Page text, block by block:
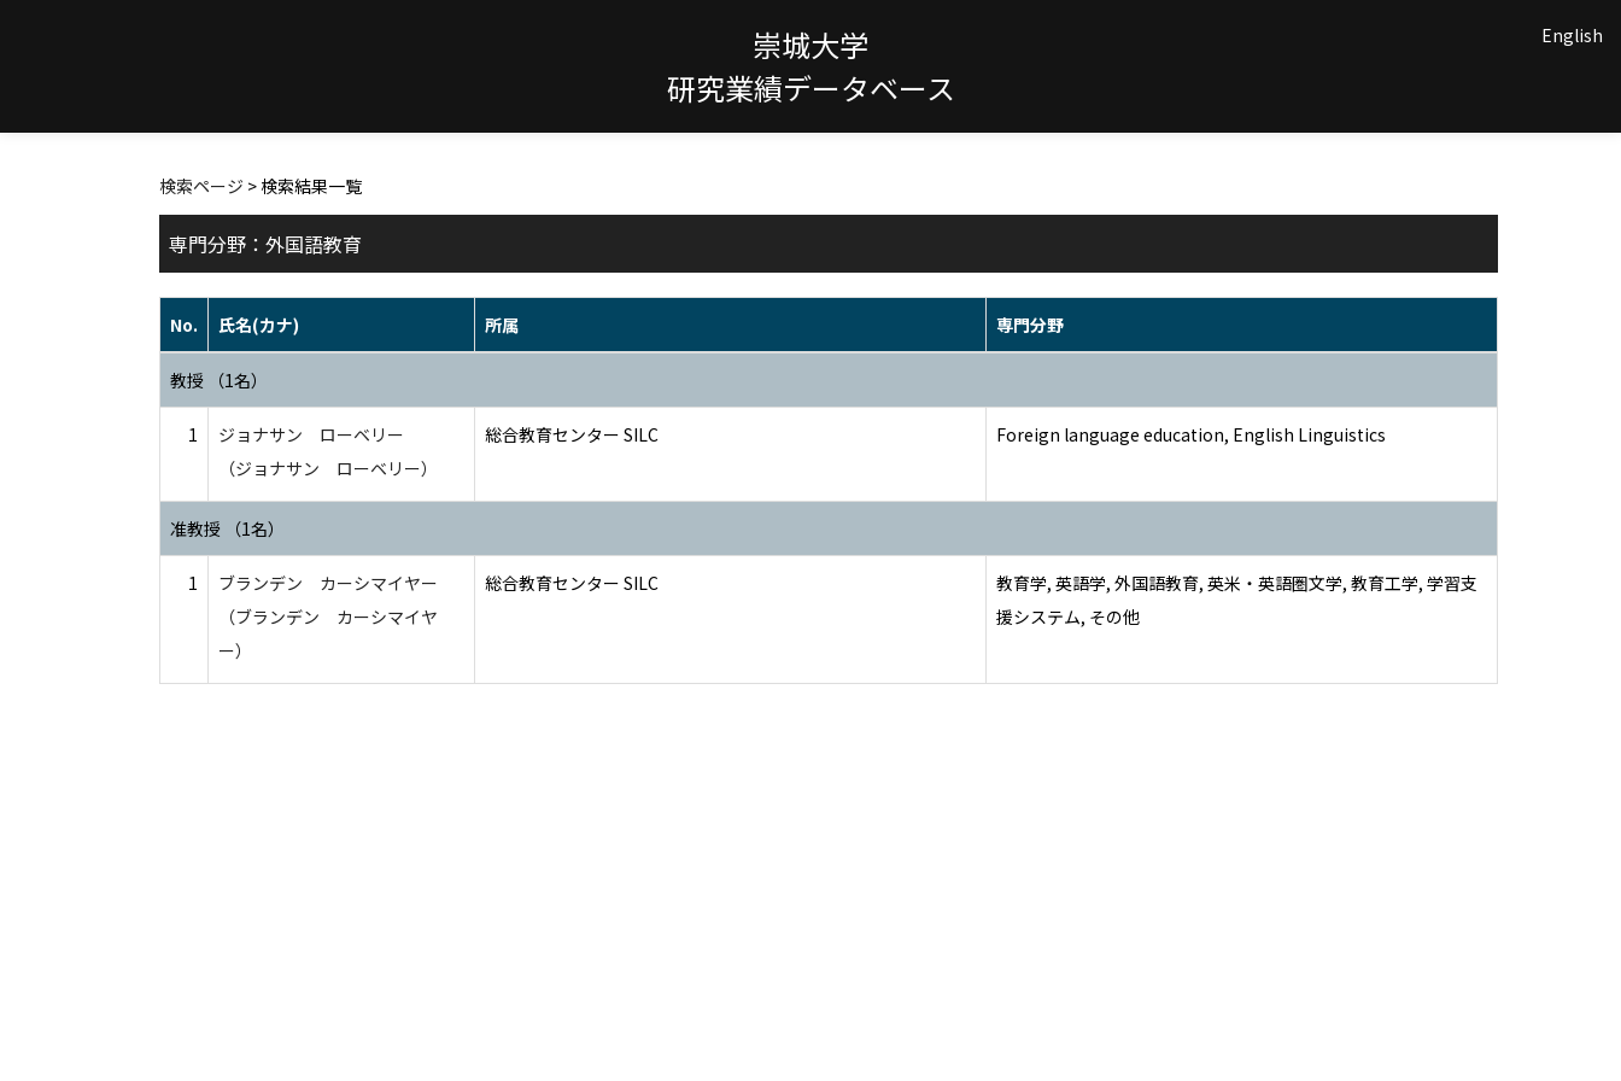
崇城大学
研究業績データベース
English
検索ページ > 検索結果一覧
専門分野：外国語教育
No. 氏名(カナ) 所属 専門分野
教授 （1名）
1
ジョナサン ローベリー
（ジョナサン ローベリー）
総合教育センター SILC Foreign language education, English Linguistics
准教授 （1名）
1
ブランデン カーシマイヤー
（ブランデン カーシマイヤ
ー）
総合教育センター SILC
教育学, 英語学, 外国語教育, 英米・英語圏文学, 教育工学, 学習支
援システム, その他